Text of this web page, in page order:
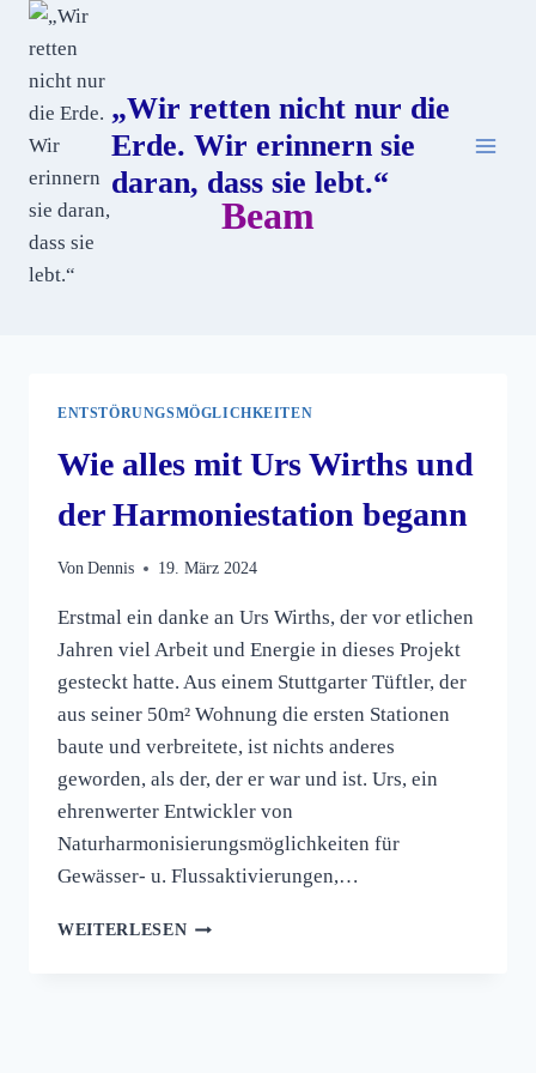
„Wir retten nicht nur die
Erde. Wir erinnern sie
daran, dass sie lebt.“
Beam
ENTSTÖRUNGSMÖGLICHKEITEN
Wie alles mit Urs Wirths und
der Harmoniestation begann
Von Dennis 19. März 2024
Erstmal ein danke an Urs Wirths, der vor etlichen
Jahren viel Arbeit und Energie in dieses Projekt
gesteckt hatte. Aus einem Stuttgarter Tüftler, der
aus seiner 50m² Wohnung die ersten Stationen
baute und verbreitete, ist nichts anderes
geworden, als der, der er war und ist. Urs, ein
ehrenwerter Entwickler von
Naturharmonisierungsmöglichkeiten für
Gewässer- u. Flussaktivierungen,…
WEITERLESEN